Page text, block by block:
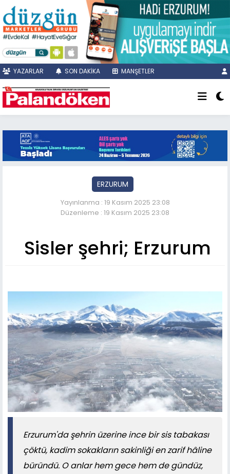
YAZARLAR SON DAKİKA MANŞETLER
ERZURUM
Yayınlanma : 19 Kasım 2025 23:08
Düzenleme : 19 Kasım 2025 23:08
Sisler şehri; Erzurum
Erzurum'da şehrin üzerine ince bir sis tabakası
çöktü, kadim sokakların sakinliği en zarif hâline
büründü. O anlar hem gece hem de gündüz,